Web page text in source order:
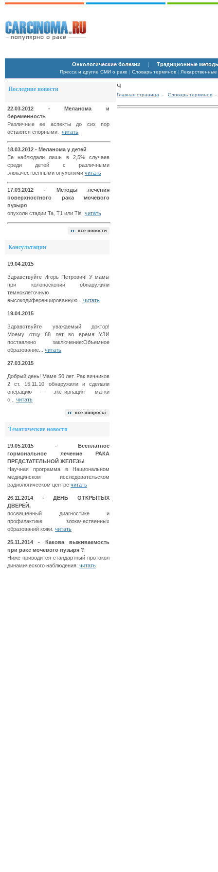
Онкологические болезни | Традиционные
Пресса и другие СМИ о раке | Словарь терминов| Лекарственные
Последние новости
22.03.2012 - Меланома и
беременность
Различные ее аспекты до сих пор
остаются спорными. читать
18.03.2012 - Меланома у детей
Ее наблюдали лишь в 2,5% случаев
среди детей с различными
злокачественными опухолями читать
17.03.2012 - Методы лечения
поверхностного рака мочевого
пузыря
опухоли стадии Ta, T1 или Tis читать
Консультации
19.04.2015
Здравствуйте Игорь Петрович! У мамы
при колоноскопии обнаружили
темноклеточную
высокодиференцированную... читать
19.04.2015
Здравствуйте уважаемый доктор!
Моему отцу 68 лет во время УЗИ
поставлено заключение:Объемное
образование... читать
27.03.2015
Добрый день! Маме 50 лет. Рак яичников
2 ст. 15.11.10 обнаружили и сделали
операцию - экстирпация матки
с... читать
Тематические новости
19.05.2015 - Бесплатное
гормональное лечение РАКА
ПРЕДСТАТЕЛЬНОЙ ЖЕЛЕЗЫ
Научная программа в Национальном
медицинском исследовательском
радиологическом центре читать
26.11.2014 - ДЕНЬ ОТКРЫТЫХ
ДВЕРЕЙ,
посвященный диагностике и
профилактике злокачественных
образований кожи. читать
25.11.2014 - Какова выживаемость
при раке мочевого пузыря ?
Ниже приводится стандартный протокол
динамического наблюдения: читать
Ч
Главная страница - Словарь терминов